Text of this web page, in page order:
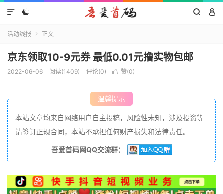
  

活动线报  正文
京东领取10-9元券 最低0.01元撸实物包邮
2022-06-06 阅读(1409) 评论(0)  赞(0)
温馨提示
本站文章均来自网络用户自主投稿，风险性未知，涉及投资等
请签订正规合同，本站不承担任何财产损失和法律责任。
吾爱首码网QQ交流群：